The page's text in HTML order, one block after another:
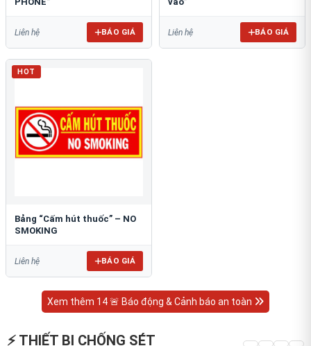
Liên hệ BÁO GIÁ Liên hệ BÁO GIÁ
HOT
Bảng “Cấm hút thuốc” – NO
SMOKING
Liên hệ BÁO GIÁ
Xem thêm 14 🚨 Báo động & Cảnh báo an toàn
⚡ THIẾT BỊ CHỐNG SÉT